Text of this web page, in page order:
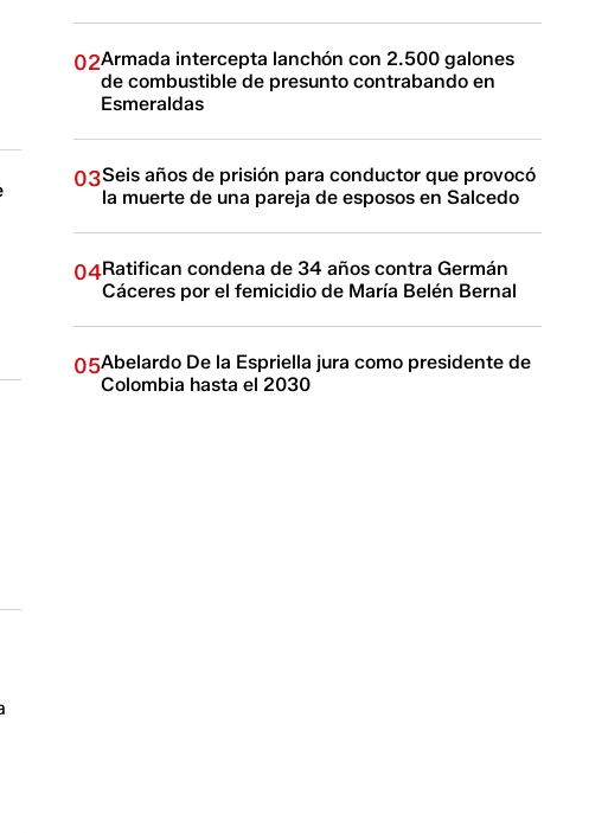
02Armada intercepta lanchón con 2.500 galones
de combustible de presunto contrabando en
Esmeraldas
03Seis años de prisión para conductor que provocó
la muerte de una pareja de esposos en Salcedo
04Ratifican condena de 34 años contra Germán
Cáceres por el femicidio de María Belén Bernal
05Abelardo De la Espriella jura como presidente de
Colombia hasta el 2030